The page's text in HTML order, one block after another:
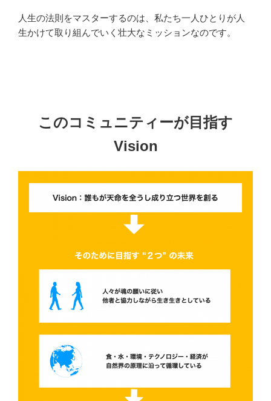
人生の法則をマスターするのは、私たち一人ひとりが人
生かけて取り組んでいく壮大なミッションなのです。
このコミュニティーが目指す
Vision